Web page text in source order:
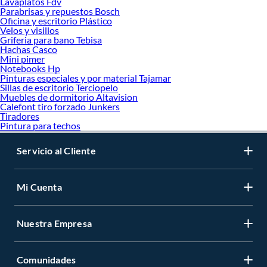
Parabrisas y repuestos Bosch
Oficina y escritorio Plástico
Velos y visillos
Griferia para bano Tebisa
Hachas Casco
Mini pimer
Notebooks Hp
Pinturas especiales y por material Tajamar
Sillas de escritorio Terciopelo
Muebles de dormitorio Altavision
Calefont tiro forzado Junkers
Tiradores
Pintura para techos
Servicio al Cliente
Mi Cuenta
Nuestra Empresa
Comunidades